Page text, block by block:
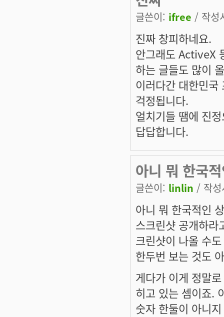
글쓴이: ifree / 작성
진짜 창피하네요.
안그래도 ActiveX
하는 글들도 많이
이러다간 대한민국
걱정됩니다.
얼치기들 땜에 진
답답합니다.
아니 뭐 한국
글쓴이: linlin / 작
아니 뭐 한국적인
스크린샷 공개하라
크린샷이 나올 수
한두번 보는 것도
게다가 이게 정말
히고 있는 셈이죠.
숫자 한둘이 아니